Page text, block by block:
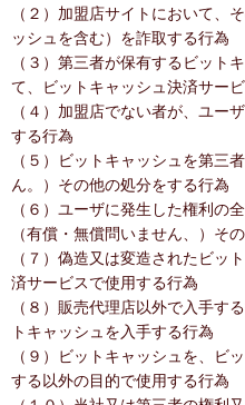
（２）加盟店サイトにおいて、
ッシュを含む）を詐取する行為
（３）第三者が保有するビット
て、ビットキャッシュ決済サー
（４）加盟店でない者が、ユー
する行為
（５）ビットキャッシュを第三
ん。）その他の処分をする行為
（６）ユーザに発生した権利の
（有償・無償問いません、）そ
（７）偽造又は変造されたビッ
済サービスで使用する行為
（８）販売代理店以外で入手す
トキャッシュを入手する行為
（９）ビットキャッシュを、ビ
する以外の目的で使用する行為